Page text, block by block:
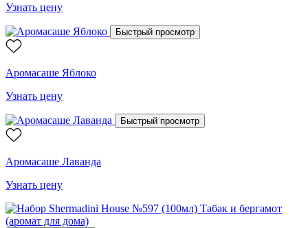
Узнать цену
Быстрый просмотр
Аромасаше Яблоко
Узнать цену
Быстрый просмотр
Аромасаше Лаванда
Узнать цену